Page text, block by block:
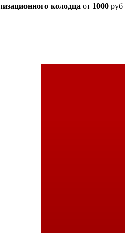
колодца от 1000 руб